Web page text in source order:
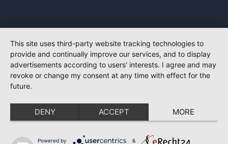
This site uses third-party website tracking technologies to
provide and continually improve our services, and to display
advertisements according to users' interests. I agree and may
revoke or change my consent at any time with effect for the
future.
DENY ACCEPT MORE
Powered by &